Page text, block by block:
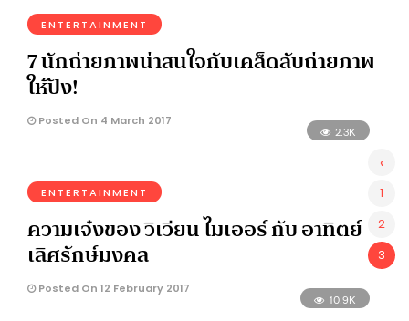
ENTERTAINMENT
7 นักถ่ายภาพน่าสนใจกับเคล็ดลับถ่ายภาพ
ให้ปัง!
Posted On 4 March 2017
2.3K
ENTERTAINMENT
ความเจ๋งของ วิเวียน ไมเออร์ กับ อาทิตย์
เลิศรักษ์มงคล
Posted On 12 February 2017
10.9K
‹
1
2
3